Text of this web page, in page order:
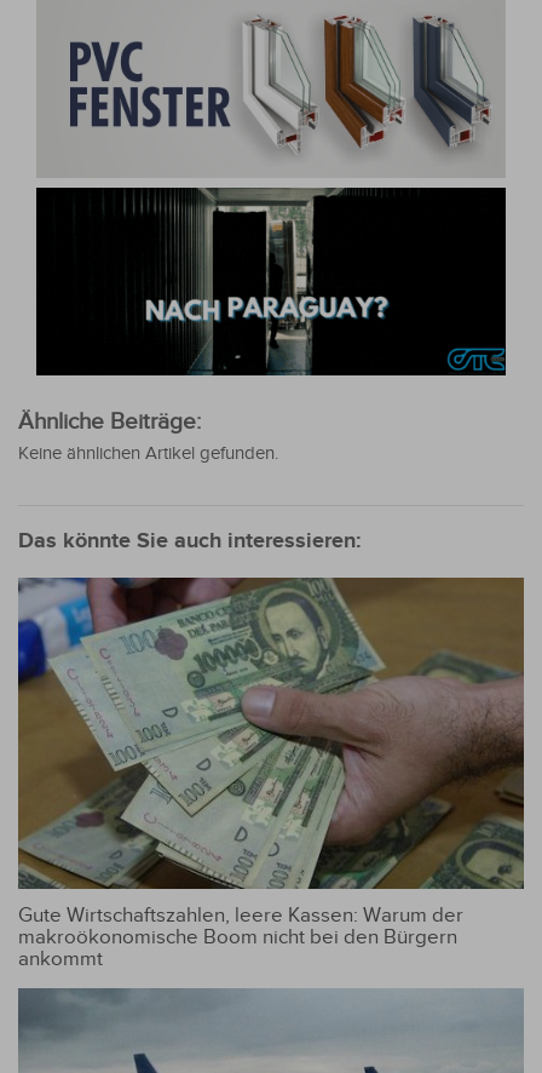
Ähnliche Beiträge:
Keine ähnlichen Artikel gefunden.
Das könnte Sie auch interessieren:
Gute Wirtschaftszahlen, leere Kassen: Warum der
makroökonomische Boom nicht bei den Bürgern
ankommt